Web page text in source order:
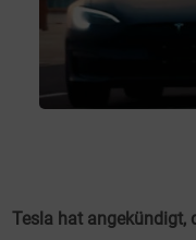
Tesla hat angekündigt,